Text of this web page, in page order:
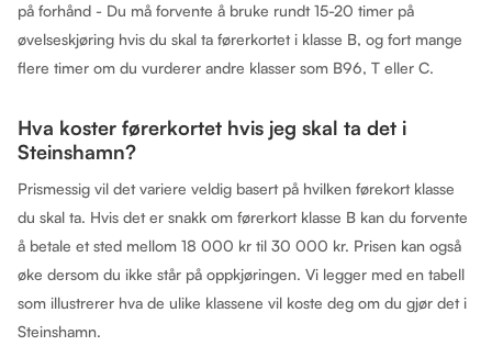
på forhånd - Du må forvente å bruke rundt 15-20 timer på
øvelseskjøring hvis du skal ta førerkortet i klasse B, og fort mange
flere timer om du vurderer andre klasser som B96, T eller C.
Hva koster førerkortet hvis jeg skal ta det i
Steinshamn?
Prismessig vil det variere veldig basert på hvilken førekort klasse
du skal ta. Hvis det er snakk om førerkort klasse B kan du forvente
å betale et sted mellom 18 000 kr til 30 000 kr. Prisen kan også
øke dersom du ikke står på oppkjøringen. Vi legger med en tabell
som illustrerer hva de ulike klassene vil koste deg om du gjør det i
Steinshamn.